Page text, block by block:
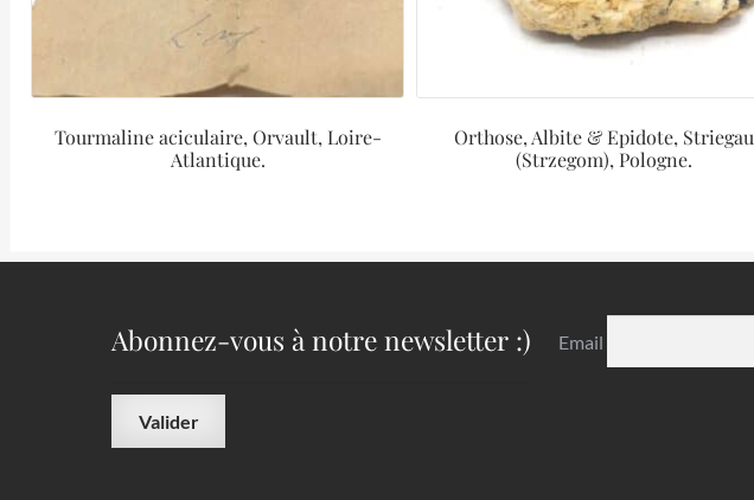
Tourmaline aciculaire, Orvault, Loire-
Atlantique.
Orthose, Albite & Epidote, Striegau
(Strzegom), Pologne.
Abonnez-vous à notre newsletter :) Email